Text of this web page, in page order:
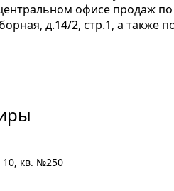
офисе продаж по
д.14/2, стр.1, а также
кв. №250